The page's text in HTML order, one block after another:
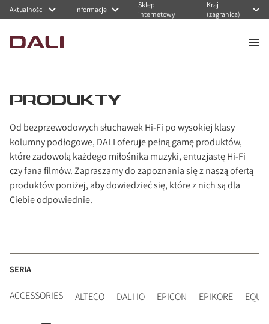
Aktualności Informacje
Sklep
internetowy
Kraj
(zagranica)
PRODUKTY
Od bezprzewodowych słuchawek Hi-Fi po wysokiej klasy
kolumny podłogowe, DALI oferuje pełną gamę produktów,
które zadowolą każdego miłośnika muzyki, entuzjastę Hi-Fi
czy fana filmów. Zapraszamy do zapoznania się z naszą ofertą
produktów poniżej, aby dowiedzieć się, które z nich są dla
Ciebie odpowiednie.
SERIA
ACCESSORIES ALTECO DALI IO EPICON EPIKORE EQUI
Navigated to PRODUKTY